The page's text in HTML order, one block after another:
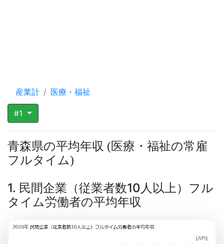
産業計 医療・福祉
#1
青森県の平均年収 (医療・福祉の常雇
フルタイム)
1. 民間企業（従業者数10人以上）フル
タイム労働者の平均年収